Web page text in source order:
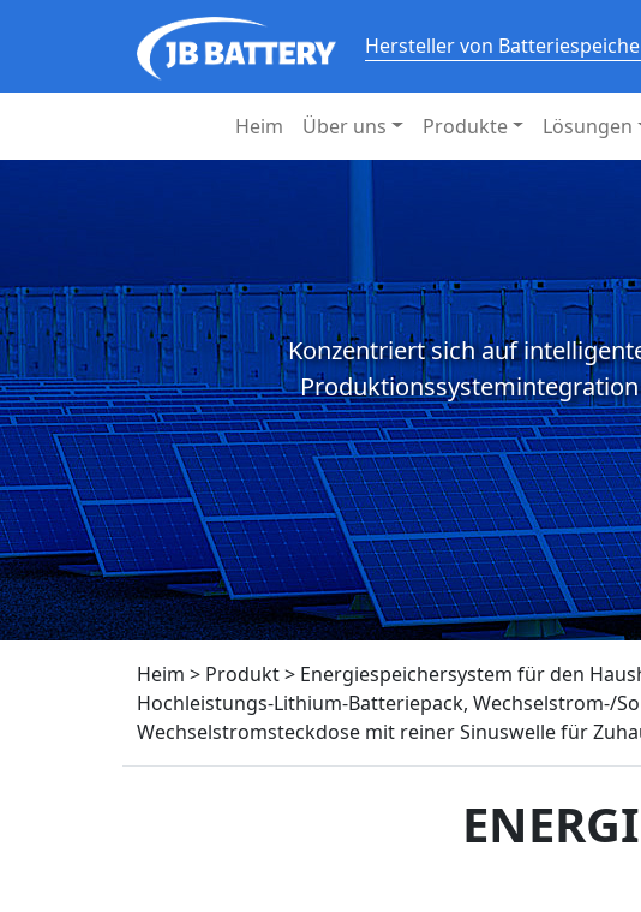
Hersteller von
Heim Über uns Produkte Lösungen
Konzentriert sich auf
Heim > Produkt> Energiespeichersystem für den
Hochleistungs-Lithium-Batteriepack, Wechselstrom-/
Wechselstromsteckdose mit reiner Sinuswelle für